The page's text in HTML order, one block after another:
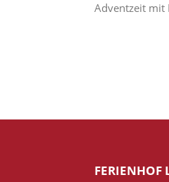
Adventzeit mit
FERIENHOF